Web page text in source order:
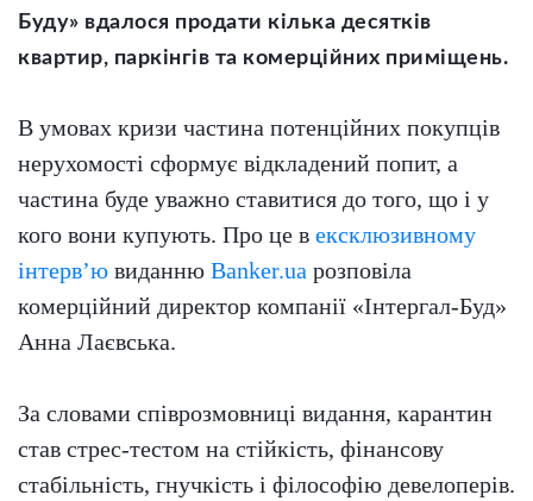
Буду» вдалося продати кілька десятків
квартир, паркінгів та комерційних приміщень.
В умовах кризи частина потенційних покупців
нерухомості сформує відкладений попит, а
частина буде уважно ставитися до того, що і у
кого вони купують. Про це в ексклюзивному
інтерв’ю виданню Banker.ua розповіла
комерційний директор компанії «Інтергал-Буд»
Анна Лаєвська.
За словами співрозмовниці видання, карантин
став стрес-тестом на стійкість, фінансову
стабільність, гнучкість і філософію девелоперів.